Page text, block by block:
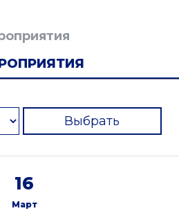
Выбрать
16
Март